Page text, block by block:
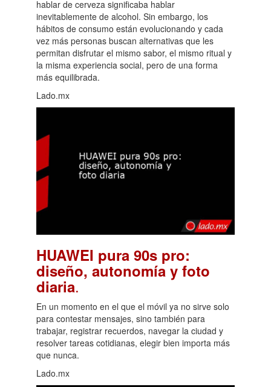
hablar de cerveza significaba hablar
inevitablemente de alcohol. Sin embargo, los
hábitos de consumo están evolucionando y cada
vez más personas buscan alternativas que les
permitan disfrutar el mismo sabor, el mismo ritual y
la misma experiencia social, pero de una forma
más equilibrada.
Lado.mx
HUAWEI pura 90s pro:
diseño, autonomía y foto
diaria.
En un momento en el que el móvil ya no sirve solo
para contestar mensajes, sino también para
trabajar, registrar recuerdos, navegar la ciudad y
resolver tareas cotidianas, elegir bien importa más
que nunca.
Lado.mx